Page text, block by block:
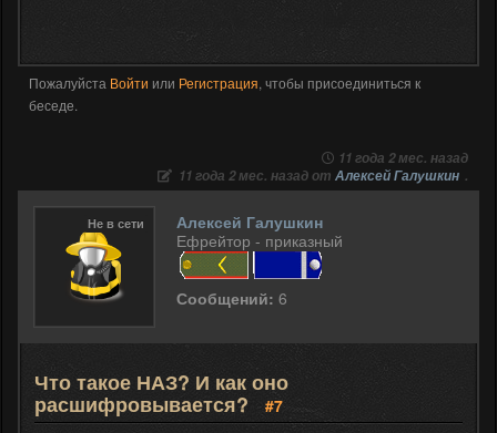
Пожалуйста Войти или Регистрация, чтобы присоединиться к
беседе.
11 года 2 мес. назад
11 года 2 мес. назад от Алексей Галушкин .
Не в сети
Алексей Галушкин
Ефрейтор - приказный
Сообщений: 6
Что такое НАЗ? И как оно
расшифровывается?
#7